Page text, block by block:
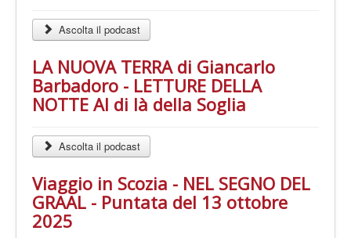
Ascolta il podcast
LA NUOVA TERRA di Giancarlo
Barbadoro - LETTURE DELLA
NOTTE Al di là della Soglia
Ascolta il podcast
Viaggio in Scozia - NEL SEGNO DEL
GRAAL - Puntata del 13 ottobre
2025